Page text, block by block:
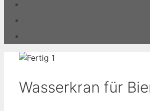
Wasserkran für